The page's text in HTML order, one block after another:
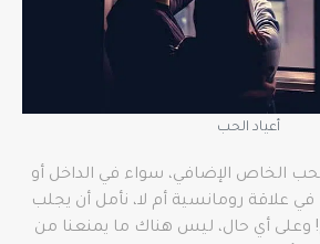
أعياد الحب
الخاص الإضافي، سواء في الداخل أو
علاقة رومانسية أم لا، نأمل أن يجلب
وعلى أي حال، ليس هناك ما يمنعنا من